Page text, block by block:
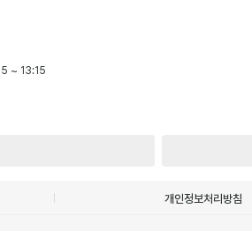
~ 13:15
개인정보처리방침